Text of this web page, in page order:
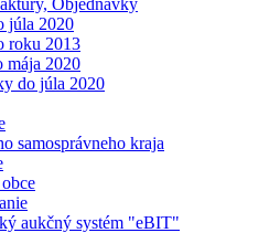
Objednávky
júla 2020
roku 2013
mája 2020
do júla 2020
samosprávneho kraja
aukčný systém "eBIT"